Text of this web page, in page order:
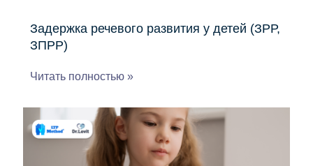
Задержка речевого развития у детей (ЗРР,
ЗПРР)
Читать полностью »